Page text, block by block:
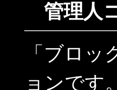
管理人
「ブロ
ョンです